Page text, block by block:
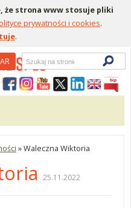
że strona www stosuje pliki
prywatności i cookies.
.
»Waleczna Wiktoria
25.11.2022